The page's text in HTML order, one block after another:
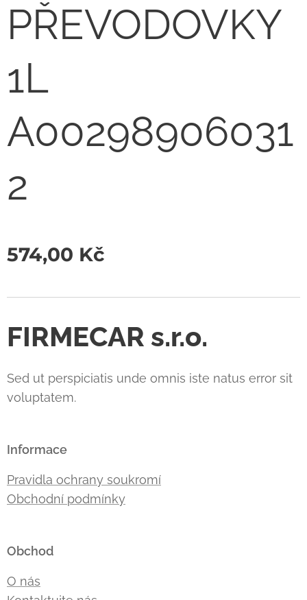
PŘEVODOVKY
1L
A00298906031
2
574,00 Kč
FIRMECAR s.r.o.
Sed ut perspiciatis unde omnis iste natus error sit
voluptatem.
Informace
Pravidla ochrany soukromí
Obchodní podmínky
Obchod
O nás